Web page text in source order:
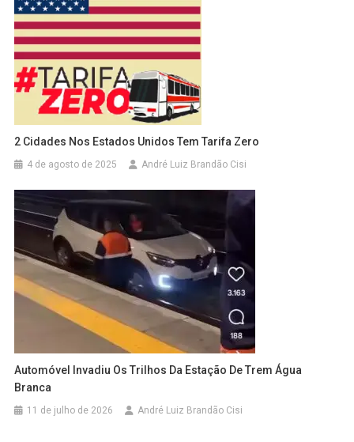
2 Cidades Nos Estados Unidos Tem Tarifa Zero
4 de agosto de 2025 André Luiz Brandão Cisi
Automóvel Invadiu Os Trilhos Da Estação De Trem Água
Branca
11 de julho de 2026 André Luiz Brandão Cisi